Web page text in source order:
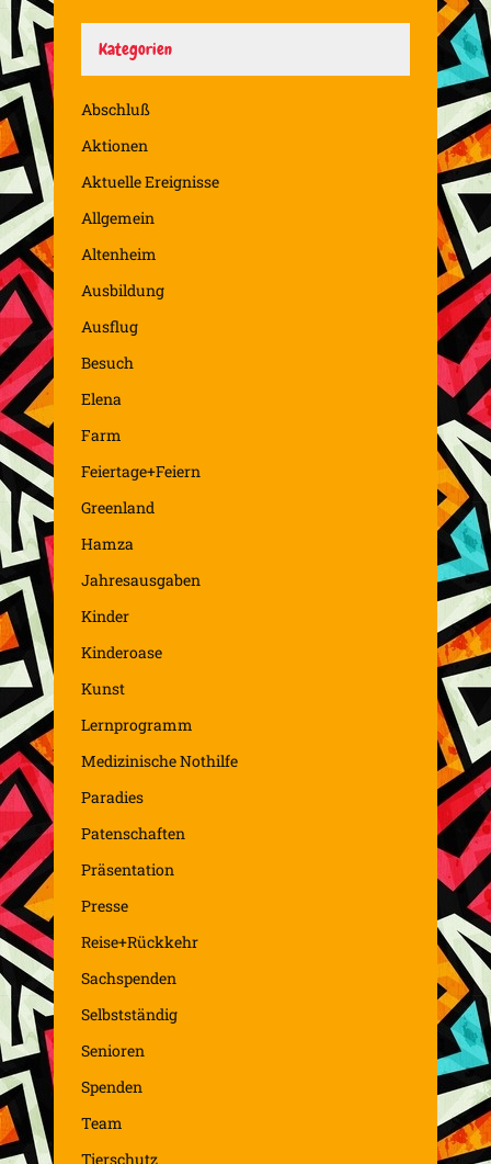
Kategorien
Abschluß
Aktionen
Aktuelle Ereignisse
Allgemein
Altenheim
Ausbildung
Ausflug
Besuch
Elena
Farm
Feiertage+Feiern
Greenland
Hamza
Jahresausgaben
Kinder
Kinderoase
Kunst
Lernprogramm
Medizinische Nothilfe
Paradies
Patenschaften
Präsentation
Presse
Reise+Rückkehr
Sachspenden
Selbstständig
Senioren
Spenden
Team
Tierschutz